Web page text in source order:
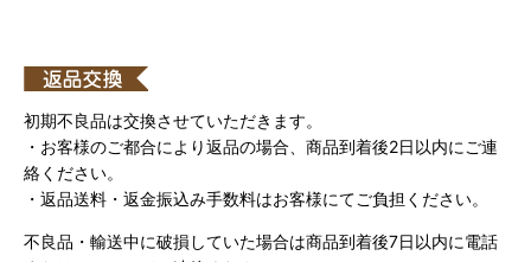
初期不良品は交換させていただきます。
・お客様のご都合により返品の場合、商品到着後2日以内にご連
絡ください。
・返品送料・返金振込み手数料はお客様にてご負担ください。
不良品・輸送中に破損していた場合は商品到着後7日以内に電話